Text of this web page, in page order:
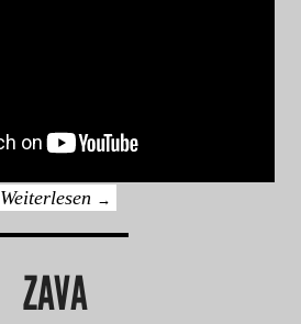
Weiterlesen →
ZAVA